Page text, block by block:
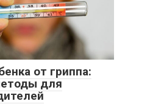
от гриппа:
для